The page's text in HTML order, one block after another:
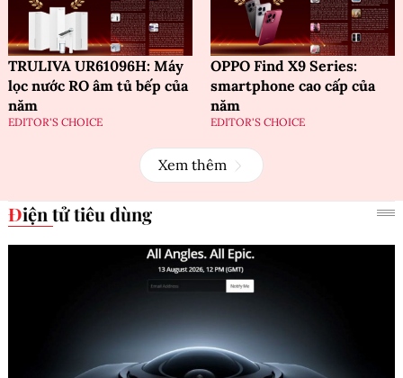
TRULIVA UR61096H: Máy
lọc nước RO âm tủ bếp của
năm
EDITOR'S CHOICE
OPPO Find X9 Series:
smartphone cao cấp của
năm
EDITOR'S CHOICE
Xem thêm
Điện tử tiêu dùng